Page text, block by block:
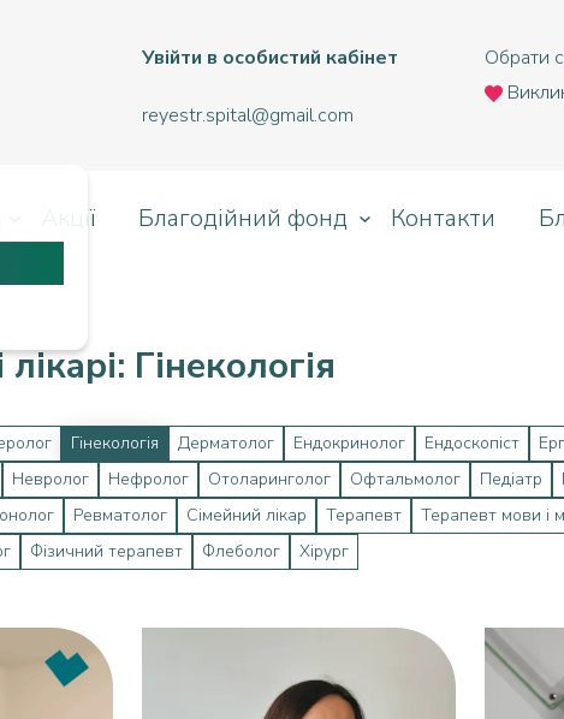
Увійти в особистий кабінет
reyestr.spital@gmail.com
Обрати
Акції Благодійний фонд Контакти
Гінекологія
Гінекологія Дерматолог Ендокринолог Ендоскопіст
Невролог Нефролог Отоларинголог Офтальмолог Педіатр
Ревматолог Сімейний лікар Терапевт
Терапевт мови і
Фізичний терапевт Флеболог Хірург